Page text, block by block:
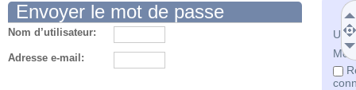
Mot
Envoyer le mot de passe
Nom d’utilisateur:
Adresse e-mail: